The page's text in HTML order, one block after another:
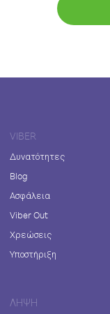
VIBER
Δυνατότητες
Blog
Ασφάλεια
Viber Out
Χρεώσεις
Υποστήριξη
ΛΉΨΗ